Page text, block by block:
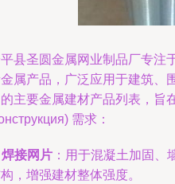
县圣圆金属网业制品厂专注
属产品，广泛应用于建筑、
主要金属建材产品列表，旨
需求：
焊接网片 ：用于混凝土加固
，增强建材整体强度。